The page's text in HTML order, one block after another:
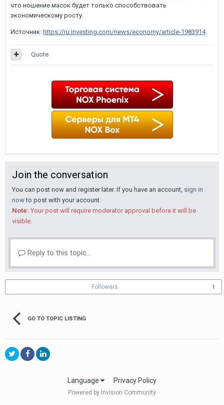
что ношение масок будет только способствовать
экономическому росту.
Источник: https://ru.investing.com/news/economy/article-1983914
Quote
Join the conversation
You can post now and register later. If you have an account, sign in
nowto post with your account.
Note: Your post will require moderator approval before it will be
visible.
Reply to this topic...
Followers 1
GO TO TOPIC LISTING
Language Privacy Policy
Powered by Invision Community